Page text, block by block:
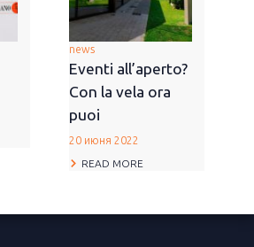
news
Eventi all’aperto?
Con la vela ora
puoi
20 июня 2022
READ MORE